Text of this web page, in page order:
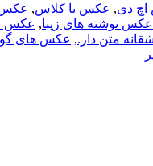
دی, عکس با کلاس, عکس
عکس نوشته های زیبا, عکس
متن دار., عکس های